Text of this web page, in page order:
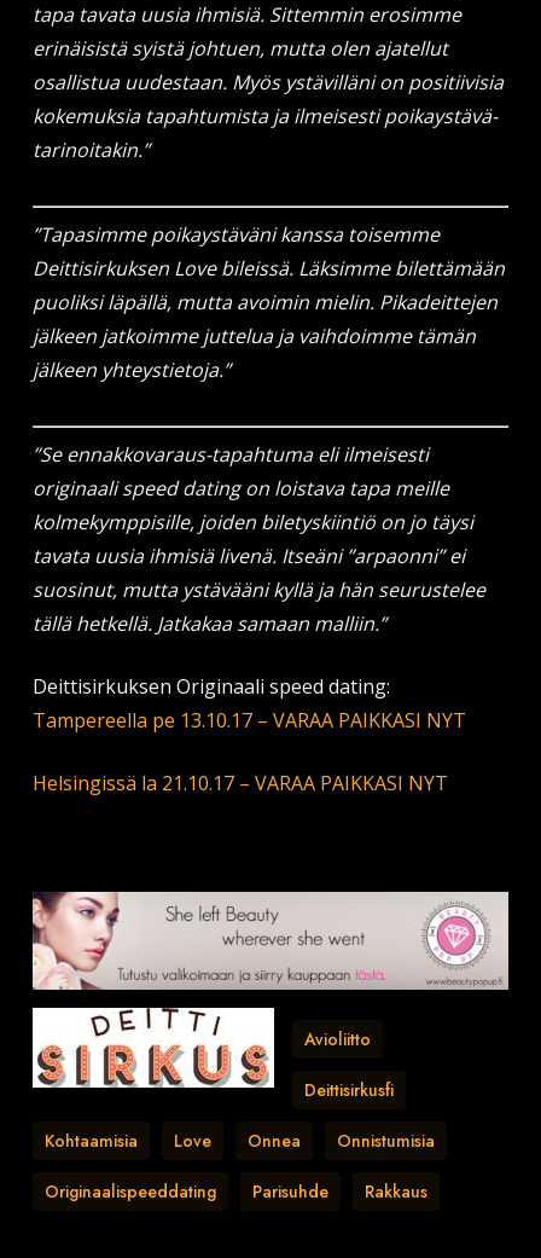
tapa tavata uusia ihmisiä. Sittemmin erosimme
erinäisistä syistä johtuen, mutta olen ajatellut
osallistua uudestaan. Myös ystävilläni on positiivisia
kokemuksia tapahtumista ja ilmeisesti poikaystävä-
tarinoitakin.”
”Tapasimme poikaystäväni kanssa toisemme
Deittisirkuksen Love bileissä. Läksimme bilettämään
puoliksi läpällä, mutta avoimin mielin. Pikadeittejen
jälkeen jatkoimme juttelua ja vaihdoimme tämän
jälkeen yhteystietoja.”
”Se ennakkovaraus-tapahtuma eli ilmeisesti
originaali speed dating on loistava tapa meille
kolmekymppisille, joiden biletyskiintiö on jo täysi
tavata uusia ihmisiä livenä. Itseäni ”arpaonni” ei
suosinut, mutta ystävääni kyllä ja hän seurustelee
tällä hetkellä. Jatkakaa samaan malliin.”
Deittisirkuksen Originaali speed dating:
Tampereella pe 13.10.17 – VARAA PAIKKASI NYT
Helsingissä la 21.10.17 – VARAA PAIKKASI NYT
Avioliitto
Deittisirkusfi
Kohtaamisia Love Onnea Onnistumisia
Originaalispeeddating Parisuhde Rakkaus